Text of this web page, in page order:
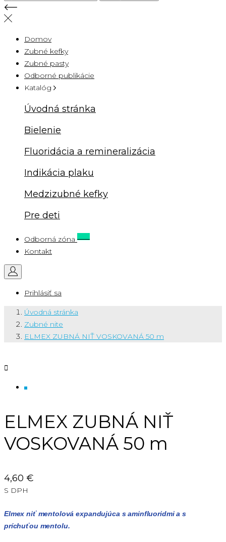
Domov
Zubné kefky
Zubné pasty
Odborné publikácie
Katalóg
Úvodná stránka
Bielenie
Fluoridácia a remineralizácia
Indikácia plaku
Medzizubné kefky
Pre deti
Odborná zóna
Kontakt
Prihlásiť sa
Úvodná stránka
Zubné nite
ELMEX ZUBNÁ NIŤ VOSKOVANÁ 50 m

ELMEX ZUBNÁ NIŤ
VOSKOVANÁ 50 m
4,60 €
S DPH
Elmex niť mentolová expandujúca s aminfluoridmi a s
príchuťou mentolu.